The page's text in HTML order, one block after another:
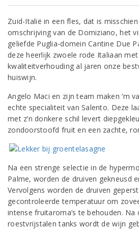
Zuid-Italië in een fles, dat is
omschrijving van de Domiziano, het
geliefde Puglia-domein Cantine Due
deze heerlijk zwoele rode Italiaan met
kwaliteitverhouding al jaren onze
huiswijn.
Angelo Maci en zijn team maken ‘m
echte specialiteit van Salento. Deze
met z’n donkere schil levert
zondoorstoofd fruit en een zachte,
Na een strenge selectie in de
Palme, worden de druiven gekneusd
Vervolgens worden de druiven
gecontroleerde temperatuur om
intense fruitaroma’s te behouden. Na
roestvrijstalen tanks wordt de wijn